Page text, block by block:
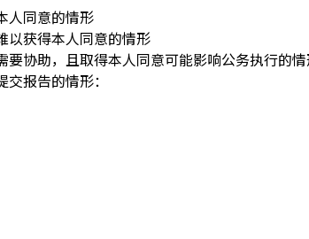
人同意的情形
以获得本人同意的情形
协助，且取得本人同意可能影响公务执行的
报告的情形：